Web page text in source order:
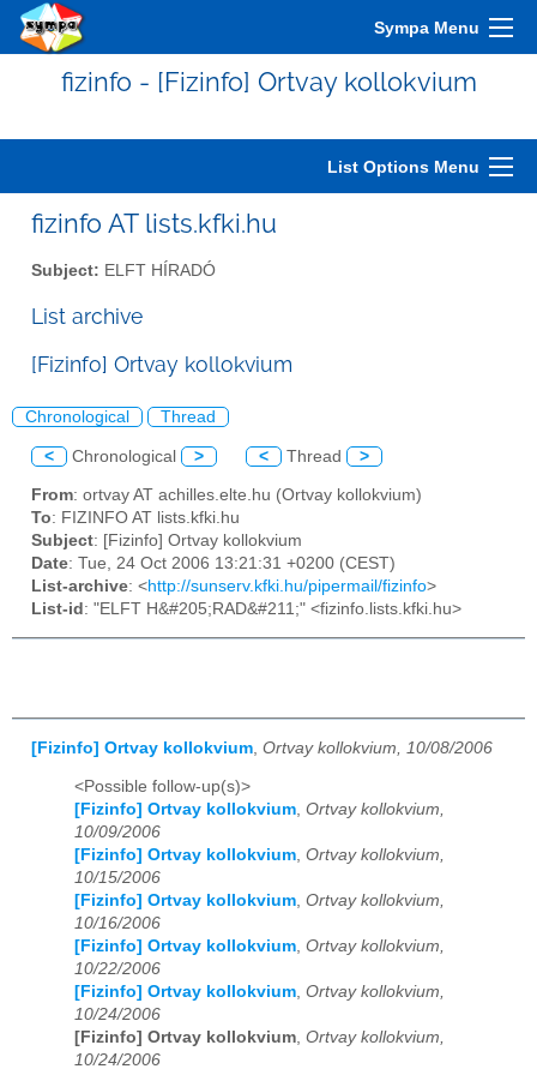
Sympa Menu
fizinfo - [Fizinfo] Ortvay kollokvium
List Options Menu
fizinfo AT lists.kfki.hu
Subject: ELFT HÍRADÓ
List archive
[Fizinfo] Ortvay kollokvium
Chronological Thread
< Chronological > < Thread >
From: ortvay AT achilles.elte.hu (Ortvay kollokvium)
To: FIZINFO AT lists.kfki.hu
Subject: [Fizinfo] Ortvay kollokvium
Date: Tue, 24 Oct 2006 13:21:31 +0200 (CEST)
List-archive: <http://sunserv.kfki.hu/pipermail/fizinfo>
List-id : "ELFT H&#205;RAD&#211;" <fizinfo.lists.kfki.hu>
[Fizinfo] Ortvay kollokvium Ortvay kollokvium, 10/08/2006
<Possible follow-up(s)>
[Fizinfo] Ortvay kollokvium, Ortvay kollokvium,
10/09/2006
[Fizinfo] Ortvay kollokvium, Ortvay kollokvium,
10/15/2006
[Fizinfo] Ortvay kollokvium, Ortvay kollokvium,
10/16/2006
[Fizinfo] Ortvay kollokvium, Ortvay kollokvium,
10/22/2006
[Fizinfo] Ortvay kollokvium, Ortvay kollokvium,
10/24/2006
[Fizinfo] Ortvay kollokvium, Ortvay kollokvium,
10/24/2006